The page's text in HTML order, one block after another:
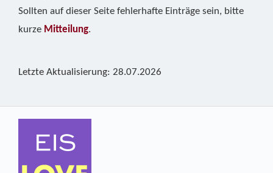
Sollten auf dieser Seite fehlerhafte Einträge sein, bitte
kurze Mitteilung.
Letzte Aktualisierung: 28.07.2026